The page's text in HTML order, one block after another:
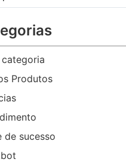
categoria
Produtos
de sucesso